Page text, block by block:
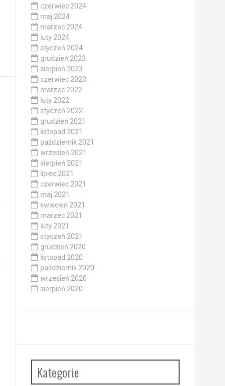
czerwiec 2024
maj 2024
marzec 2024
luty 2024
styczeń 2024
grudzień 2023
sierpień 2023
czerwiec 2023
marzec 2022
luty 2022
styczeń 2022
grudzień 2021
listopad 2021
październik 2021
wrzesień 2021
sierpień 2021
lipiec 2021
czerwiec 2021
maj 2021
kwiecień 2021
marzec 2021
luty 2021
styczeń 2021
grudzień 2020
listopad 2020
październik 2020
wrzesień 2020
sierpień 2020
Kategorie